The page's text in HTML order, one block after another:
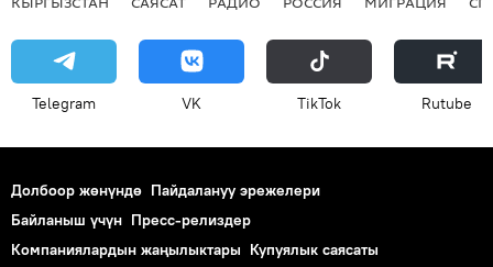
Telegram VK ТikТоk Rutube
Долбоор жөнүндө Пайдалануу эрежелери
Байланыш үчүн Пресс-релиздер
Компаниялардын жаңылыктары Купуялык саясаты